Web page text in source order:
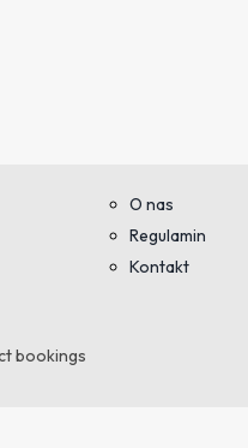
O nas
Regulamin
Kontakt
bookings